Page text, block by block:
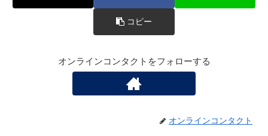
コピー
オンラインコンタクトをフォローする
オンラインコンタクト